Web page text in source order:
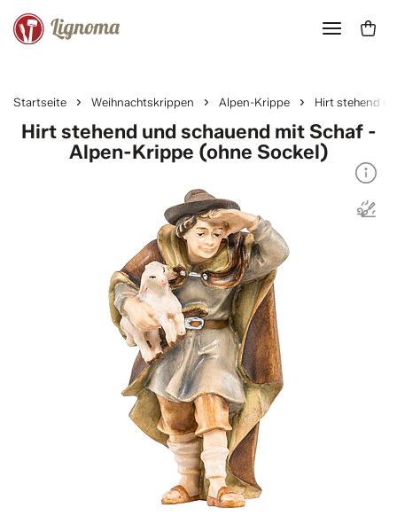
Startseite Weihnachtskrippen Alpen-Krippe Hirt stehend
Hirt stehend und schauend mit Schaf -
Alpen-Krippe (ohne Sockel)